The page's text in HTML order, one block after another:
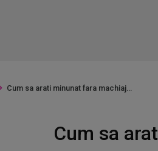
Cum sa arati minunat fara machiaj
Cum sa